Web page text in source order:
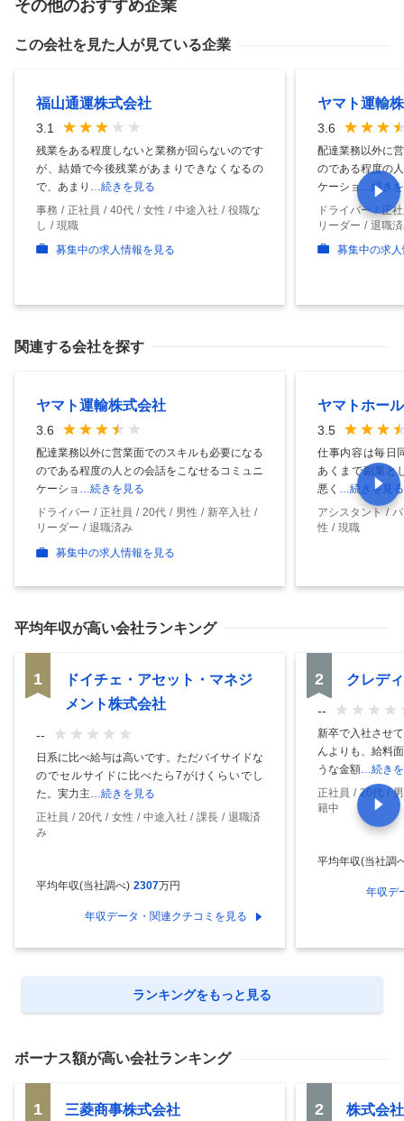
その他のおすすめ企業
この会社を見た人が見ている企業
福山通運株式会社
3.1
残業をある程度しないと業務が回らないのです
が、結婚で今後残業があまりできなくなるの
で、あまり
…続きを見る
事務
正社員 40代 女性 中途入社
役職な
し
現職
募集中の求人情報を見る
ヤマト運輸
3.6
配達業務以外に
のである程度の
ケーショ …続き
ドライバー
正
リーダー
退職
募集中の求
関連する会社を探す
ヤマト運輸株式会社
3.6
配達業務以外に営業面でのスキルも必要になる
のである程度の人との会話をこなせるコミュニ
ケーショ
…続きを見る
ドライバー
正社員 20代 男性
新卒入社
リーダー
退職済み
募集中の求人情報を見る
ヤマトホー
3.5
仕事内容は毎日
あくまで副業と
悪く
…続きを見る
アシスタント
性
現職
平均年収が高い会社ランキング
1
ドイチェ・アセット・マネジ
メント株式会社
--
日系に比べ給与は高いです。ただバイサイドな
のでセルサイドに比べたら7がけくらいでし
た。実力主…続きを見る
正社員
20代 女性 中途入社 課長
退職済
み
平均年収(当社調べ) 2307万円
年収データ・関連クチコミを見る
2 クレデ
--
新卒で入社させ
んよりも、給料
うな金額…続き
正社員
20代
籍中
平均年収(当社調
年収デ
ランキングをもっと見る
ボーナス額が高い会社ランキング
1 三菱商事株式会社 2 株式会